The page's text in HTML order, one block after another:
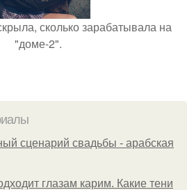
сколько зарабатывала на
"доме-2".
сценарий свадьбы - арабская
глазам карим. Какие тени